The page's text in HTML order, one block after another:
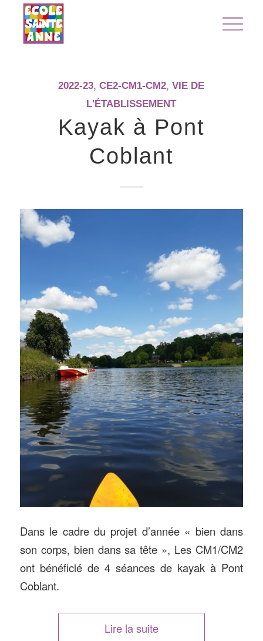
2022-23,CE2-CM1-CM2,VIE DE
L'ÉTABLISSEMENT
Kayak à Pont
Coblant
Dans le cadre du projet d’année « bien dans
son corps, bien dans sa tête », Les CM1/CM2
ont bénéficié de 4 séances de kayak à Pont
Coblant.
Lire la suite